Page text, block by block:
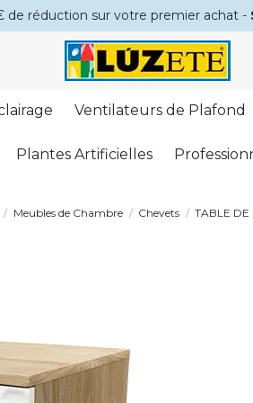
de réduction sur votre premier achat -
Ventilateurs de Plafond
Plantes Artificielles
Meubles de Chambre Chevets TABLE DE